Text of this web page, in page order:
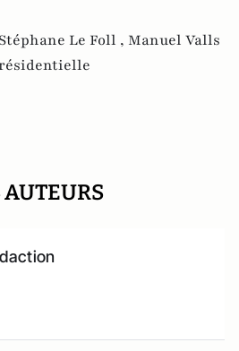
Stéphane Le Foll , Manuel Valls
AUTEURS